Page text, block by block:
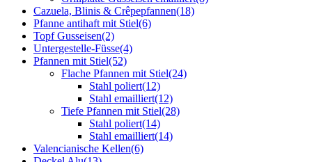
Cazuela, Blinis & Crêpepfannen(18)
Pfanne antihaft mit Stiel(6)
Topf Gusseisen(2)
Untergestelle-Füsse(4)
Pfannen mit Stiel(52)
Flache Pfannen mit Stiel(24)
Stahl poliert(12)
Stahl emailliert(12)
Tiefe Pfannen mit Stiel(28)
Stahl poliert(14)
Stahl emailliert(14)
Valencianische Kellen(6)